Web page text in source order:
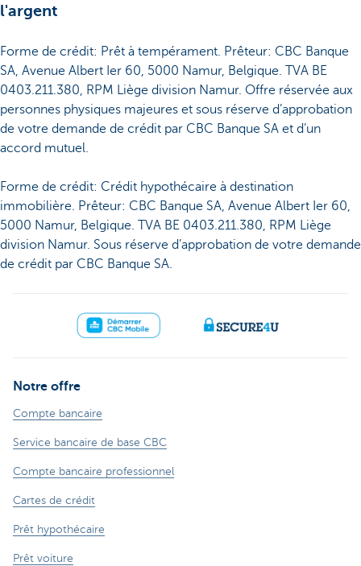
l'argent
Forme de crédit: Prêt à tempérament. Prêteur: CBC Banque
SA, Avenue Albert Ier 60, 5000 Namur, Belgique. TVA BE
0403.211.380, RPM Liège division Namur. Offre réservée aux
personnes physiques majeures et sous réserve d’approbation
de votre demande de crédit par CBC Banque SA et d’un
accord mutuel.
Forme de crédit: Crédit hypothécaire à destination
immobilière. Prêteur: CBC Banque SA, Avenue Albert Ier 60,
5000 Namur, Belgique. TVA BE 0403.211.380, RPM Liège
division Namur. Sous réserve d’approbation de votre demande
de crédit par CBC Banque SA.
Notre offre
Compte bancaire
Service bancaire de base CBC
Compte bancaire professionnel
Cartes de crédit
Prêt hypothécaire
Prêt voiture